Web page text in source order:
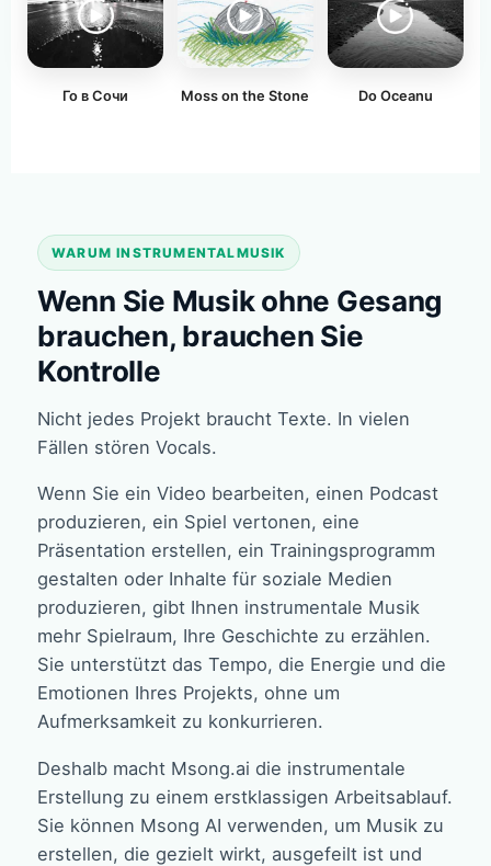
Го в Сочи Moss on the Stone Do Oceanu
WARUM INSTRUMENTALMUSIK
Wenn Sie Musik ohne Gesang
brauchen, brauchen Sie
Kontrolle
Nicht jedes Projekt braucht Texte. In vielen
Fällen stören Vocals.
Wenn Sie ein Video bearbeiten, einen Podcast
produzieren, ein Spiel vertonen, eine
Präsentation erstellen, ein Trainingsprogramm
gestalten oder Inhalte für soziale Medien
produzieren, gibt Ihnen instrumentale Musik
mehr Spielraum, Ihre Geschichte zu erzählen.
Sie unterstützt das Tempo, die Energie und die
Emotionen Ihres Projekts, ohne um
Aufmerksamkeit zu konkurrieren.
Deshalb macht Msong.ai die instrumentale
Erstellung zu einem erstklassigen Arbeitsablauf.
Sie können Msong AI verwenden, um Musik zu
erstellen, die gezielt wirkt, ausgefeilt ist und